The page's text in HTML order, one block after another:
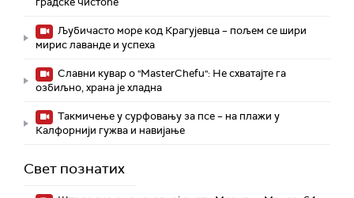
Љубичасто море код Крагујевца – пољем се шири
мирис лаванде и успеха
Славни кувар о "MasterChefu": Не схватајте га
озбиљно, храна је хладна
Такмичење у сурфовању за псе – на плажи у
Калфорнији гужва и навијање
Свет познатих